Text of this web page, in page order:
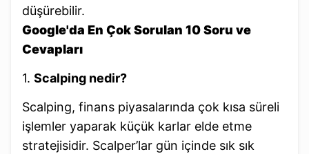
düşürebilir.
Google'da En Çok Sorulan 10 Soru ve
Cevapları
1. Scalping nedir?
Scalping, finans piyasalarında çok kısa süreli
işlemler yaparak küçük karlar elde etme
stratejisidir. Scalper’lar gün içinde sık sık